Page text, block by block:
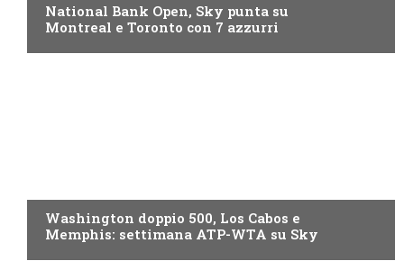
National Bank Open, Sky punta su
Montreal e Toronto con 7 azzurri
Washington doppio 500, Los Cabos e
Memphis: settimana ATP-WTA su Sky